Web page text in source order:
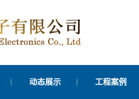
动态展示 工程案例